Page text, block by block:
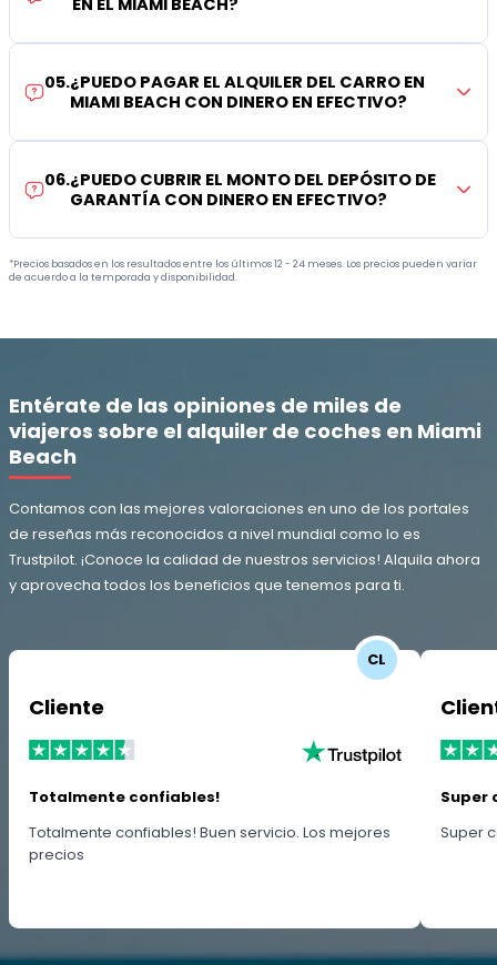
EN EL MIAMI BEACH?
05.¿PUEDO PAGAR EL ALQUILER DEL CARRO EN
MIAMI BEACH CON DINERO EN EFECTIVO?
06.¿PUEDO CUBRIR EL MONTO DEL DEPÓSITO DE
GARANTÍA CON DINERO EN EFECTIVO?
*Precios basados en los resultados entre los últimos 12 - 24 meses. Los precios pueden variar
de acuerdo a la temporada y disponibilidad.
Entérate de las opiniones de miles de
viajeros sobre el alquiler de coches en Miami
Beach
Contamos con las mejores valoraciones en uno de los portales
de reseñas más reconocidos a nivel mundial como lo es
Trustpilot. ¡Conoce la calidad de nuestros servicios! Alquila ahora
y aprovecha todos los beneficios que tenemos para ti.
CL
Cliente
Totalmente confiables!
Totalmente confiables! Buen servicio. Los mejores
precios
Super
Super